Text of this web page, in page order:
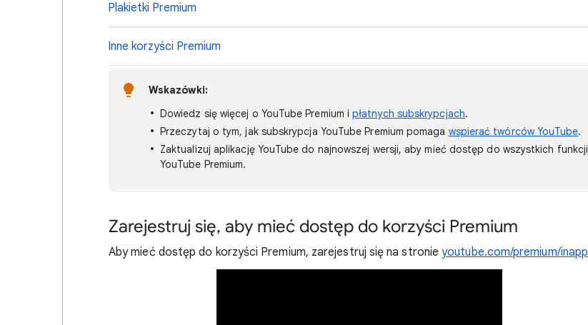
Plakietki Premium
Inne korzyści Premium
Wskazówki:
Dowiedz się więcej o YouTube Premium ipłatnych subskrypcjach.
Przeczytaj o tym, jak subskrypcja YouTube Premium pomaga wspierać twórców YouTube.
Zaktualizuj aplikację YouTube do najnowszej wersji, aby mieć dostęp do wszystkich funkcji
YouTube Premium.
Zarejestruj się, aby mieć dostęp do korzyści Premium
Aby mieć dostęp do korzyści Premium, zarejestruj się na stronieyoutube.com/premium/inapp